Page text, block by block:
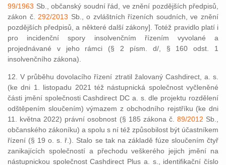
99/1963 Sb., občanský soudní řád, ve znění pozdějších předpisů,
zákon č. 292/2013 Sb., o zvláštních řízeních soudních, ve znění
pozdějších předpisů, a některé další zákony]. Totéž pravidlo platí i
pro incidenční spory insolvenčním řízením vyvolané a
projednávané v jeho rámci (§ 2 písm. d/, § 160 odst. 1
insolvenčního zákona).
12. V průběhu dovolacího řízení ztratil žalovaný Cashdirect, a. s.
(ke dni 1. listopadu 2021 též nástupnická společnost vyčleněné
části jmění společnosti Cashdirect DC a. s. dle projektu rozdělení
odštěpením sloučením) výmazem z obchodního rejstříku (ke dni
11. května 2022) právní osobnost (§ 185 zákona č. 89/2012 Sb.,
občanského zákoníku) a spolu s ní též způsobilost být účastníkem
řízení (§ 19 o. s. ř.). Stalo se tak na základě fúze sloučením čtyř
zanikajících společností a přechodu veškerého jejich jmění na
nástupnickou společnost Cashdirect Plus a. s., identifikační číslo